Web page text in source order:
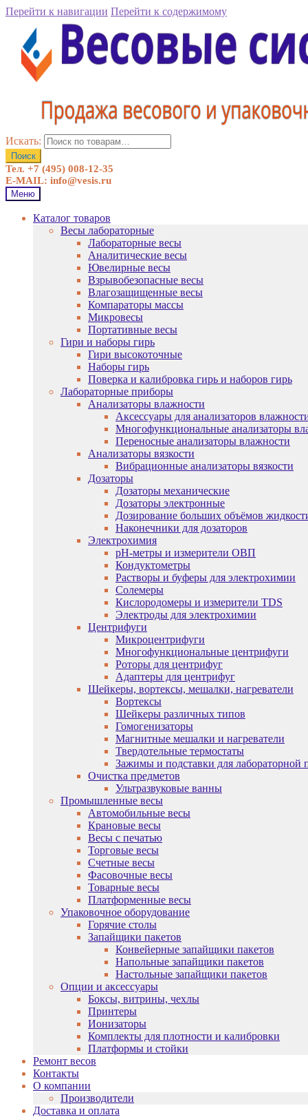
Перейти к навигации Перейти к содержимому
Искать:
Поиск
Тел. +7 (495) 008-12-35
E-MAIL: info@vesis.ru
Меню
Каталог товаров
Весы лабораторные
Лабораторные весы
Аналитические весы
Ювелирные весы
Взрывобезопасные весы
Влагозащищенные весы
Компараторы массы
Микровесы
Портативные весы
Гири и наборы гирь
Гири высокоточные
Наборы гирь
Поверка и калибровка гирь и наборов гирь
Лабораторные приборы
Анализаторы влажности
Аксессуары для анализаторов
Многофункциональные анализаторы
Переносные анализаторы влажности
Анализаторы вязкости
Вибрационные анализаторы вязкости
Дозаторы
Дозаторы механические
Дозаторы электронные
Дозирование больших объёмов
Наконечники для дозаторов
Электрохимия
pH-метры и измерители ОВП
Кондуктометры
Растворы и буферы для электрохимии
Солемеры
Кислородомеры и измерители TDS
Электроды для электрохимии
Центрифуги
Микроцентрифуги
Многофункциональные центрифуги
Роторы для центрифуг
Адаптеры для центрифуг
Шейкеры, вортексы, мешалки, нагреватели
Вортексы
Шейкеры различных типов
Гомогенизаторы
Магнитные мешалки и нагреватели
Твердотельные термостаты
Зажимы и подставки для лабораторной
Очистка предметов
Ультразвуковые ванны
Промышленные весы
Автомобильные весы
Крановые весы
Весы с печатью
Торговые весы
Счетные весы
Фасовочные весы
Товарные весы
Платформенные весы
Упаковочное оборудование
Горячие столы
Запайщики пакетов
Конвейерные запайщики пакетов
Напольные запайщики пакетов
Настольные запайщики пакетов
Опции и аксессуары
Боксы, витрины, чехлы
Принтеры
Ионизаторы
Комплекты для плотности и калибровки
Платформы и стойки
Ремонт весов
Контакты
О компании
Производители
Доставка и оплата